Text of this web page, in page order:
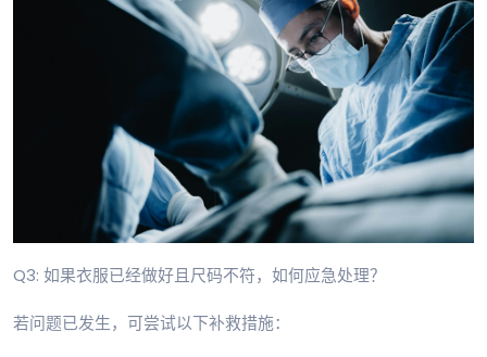
Q3: 如果衣服已经做好且尺码不符，如何应急处理？
若问题已发生，可尝试以下补救措施：